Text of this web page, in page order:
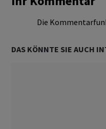
Die
DAS KÖNNTE SIE AUCH